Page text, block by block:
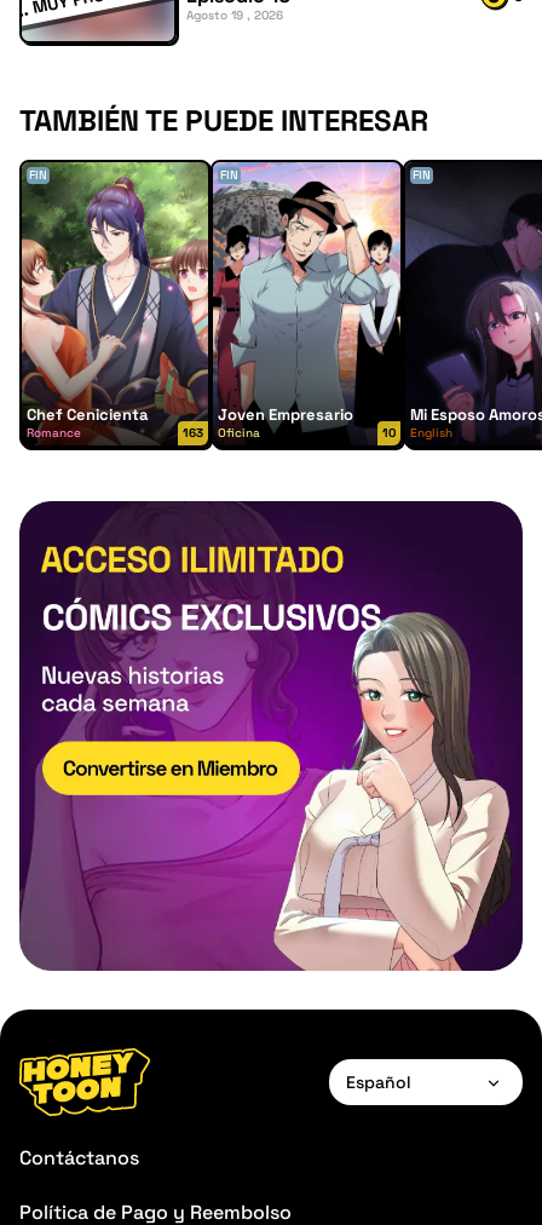
Agosto 19 , 2026
TAMBIÉN TE PUEDE INTERESAR
FIN
Chef Cenicienta
Romance 163
FIN
Joven Empresario
Oficina 10
FIN
Mi Esposo
English
Español
Contáctanos
Política de Pago y Reembolso